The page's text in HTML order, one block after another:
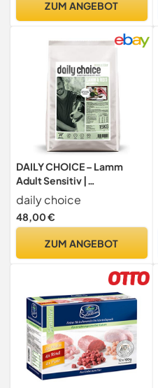
ZUM ANGEBOT
DAILY CHOICE – Lamm
Adult Sensitiv |
Trockenfutter mit
natürlichen Zutaten und
wertvollen Superfoods für
Alleinfutter ohne
daily choice
48,00 €
ZUM ANGEBOT